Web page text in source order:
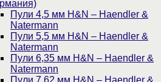
Пули 4,5 мм H&N – Haendler &
Natermann
Пули 5,5 мм H&N – Haendler &
Natermann
Пули 6,35 мм H&N – Haendler &
Natermann